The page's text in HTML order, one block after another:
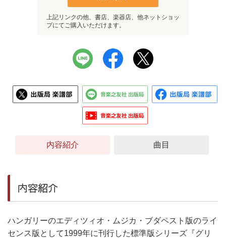
上記リンクの他、書店、楽器店、他ネットショッ
プにてご購入いただけます。
内容紹介 曲目
内容紹介
ハンガリーのエディツィオ・ムジカ・ブダペスト版のライ
センス版として1999年に刊行した標準版シリーズ『グリ